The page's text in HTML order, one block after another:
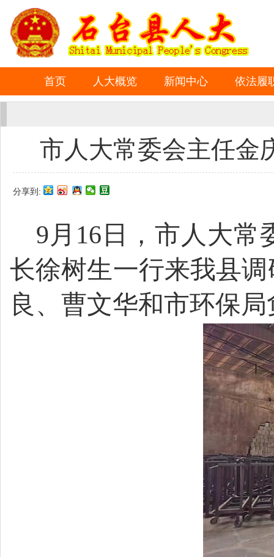
首页 人大概览 新闻中心 依法履
市人大常委会主任金
分享到:
9 月 16 日，市人大常
长徐树生一行来我县
良、曹文华和市环保